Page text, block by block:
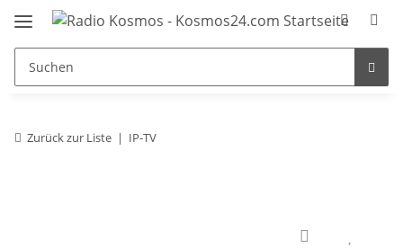
Zurück zur Liste IP-TV